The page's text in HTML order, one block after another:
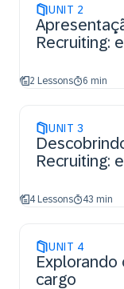
UNIT 2
Recruiting:
2 Lessons 6 min
UNIT 3
Recruiting:
4 Lessons 43 min
UNIT 4
cargo